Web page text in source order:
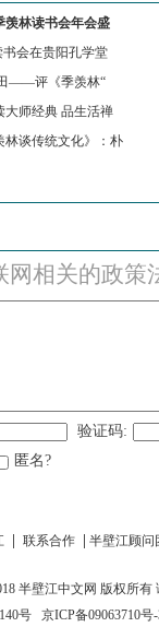
林读书会年会盛
书会在贵阳孔学堂
——评《季羡林“
大师经典 品生活禅
林谈传统文化》：朴
网相关的政策
验证码:
匿名?
联系合作 半壁江顾问
半壁江中文网 版权所有
号 京ICP备09063710号